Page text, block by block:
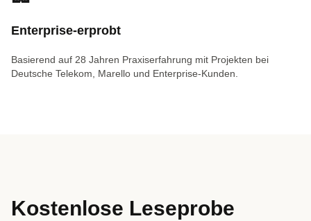
Enterprise-erprobt
Basierend auf 28 Jahren Praxiserfahrung mit Projekten bei
Deutsche Telekom, Marello und Enterprise-Kunden.
Kostenlose Leseprobe